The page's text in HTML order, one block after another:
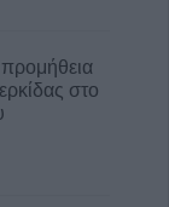
Βάιας
στο